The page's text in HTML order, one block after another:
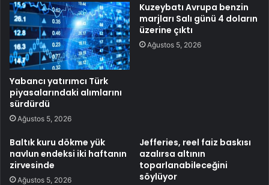
Yabancı yatırımcı Türk
piyasalarındaki alımlarını
sürdürdü
Ağustos 5, 2026
Kuzeybatı Avrupa benzin
marjları Salı günü 4 doların
üzerine çıktı
Ağustos 5, 2026
Baltık kuru dökme yük
navlun endeksi iki haftanın
zirvesinde
Ağustos 5, 2026
Jefferies, reel faiz baskısı
azalırsa altının
toparlanabileceğini
söylüyor